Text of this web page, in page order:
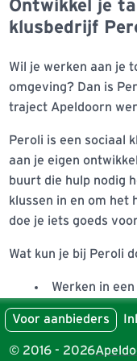
Ontwikkel je
klusbedrijf
Wil je werken aan je
omgeving? Dan is
traject Apeldoorn
Peroli is een sociaal
aan je eigen
buurt die hulp nodig
klussen in en om het
doe je iets goeds
Wat kun je bij Peroli
Werken in
Leren door te
Praktische
Je talenten
© 2016 - 2026
Voor aanbieders